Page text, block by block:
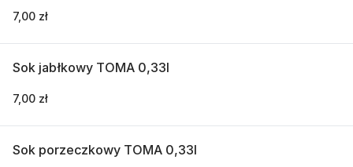
7,00 zł
Sok jabłkowy TOMA 0,33l
7,00 zł
Sok porzeczkowy TOMA 0,33l